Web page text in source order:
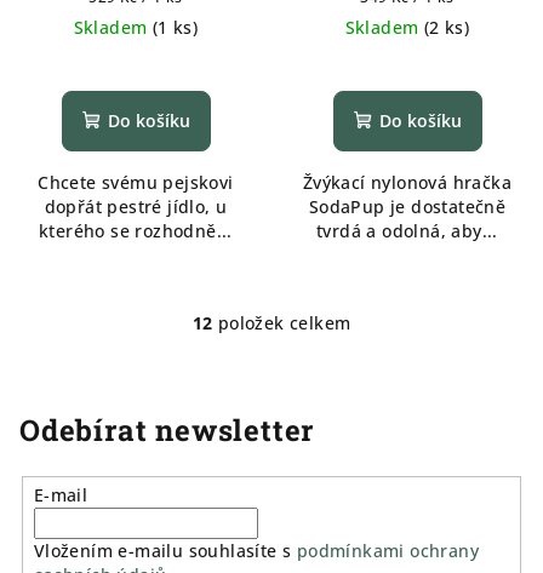
cena:
Skladem (1 ks)
Do košíku
Chcete svému pejskovi
dopřát pestré jídlo, u
kterého se rozhodně...
cena:
Skladem (2 ks)
Do košíku
Žvýkací nylonová hračka
SodaPup je dostatečně
tvrdá a odolná, aby...
O
á
d
a
p
12 položek celkem
Odebírat newsletter
E-mail
Vložením e-mailu souhlasíte s podmínkami ochrany